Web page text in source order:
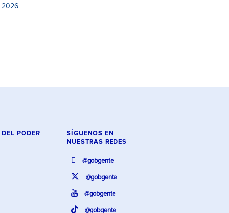
2026
PODER
SÍGUENOS EN
NUESTRAS REDES
@gobgente
@gobgente
@gobgente
@gobgente